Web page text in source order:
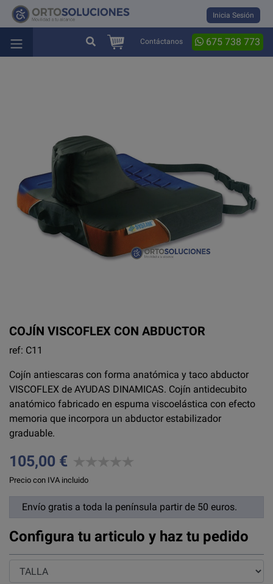
Inicia Sesión
Contáctanos 675 738 773
COJÍN VISCOFLEX CON ABDUCTOR
ref: C11
Cojín antiescaras con forma anatómica y taco abductor
VISCOFLEX de AYUDAS DINAMICAS. Cojín antidecubito
anatómico fabricado en espuma viscoelástica con efecto
memoria que incorpora un abductor estabilizador
graduable.
105,00 €
Precio con IVA incluido
Envío gratis a toda la península partir de 50 euros.
Configura tu articulo y haz tu pedido